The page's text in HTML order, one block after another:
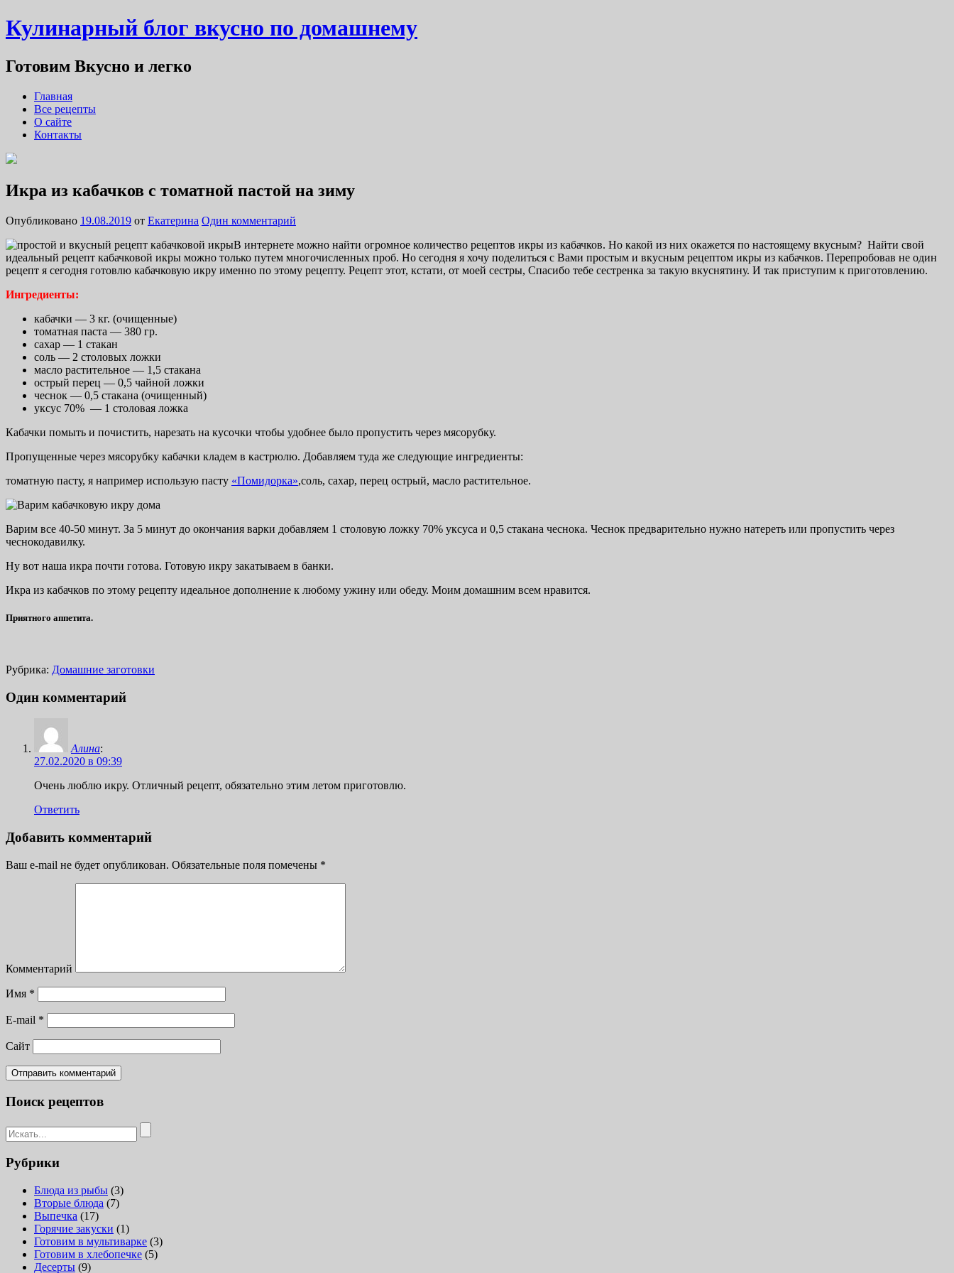
Кулинарный блог вкусно по домашнему
Готовим Вкусно и легко
Главная
Все рецепты
О сайте
Контакты
Икра из кабачков с томатной пастой на зиму
Опубликовано 19.08.2019 от Екатерина Один комментарий
В интернете можно найти огромное количество рецептов икры из кабачков. Но какой из них окажется по настоящему вкусным? Найти свой
идеальный рецепт кабачковой икры можно только путем многочисленных проб. Но сегодня я хочу поделиться с Вами простым и вкусным рецептом икры из кабачков. Перепробовав не один
рецепт я сегодня готовлю кабачковую икру именно по этому рецепту. Рецепт этот, кстати, от моей сестры, Спасибо тебе сестренка за такую вкуснятину. И так приступим к приготовлению.
Ингредиенты:
кабачки — 3 кг. (очищенные)
томатная паста — 380 гр.
сахар — 1 стакан
соль — 2 столовых ложки
масло растительное — 1,5 стакана
острый перец — 0,5 чайной ложки
чеснок — 0,5 стакана (очищенный)
уксус 70% — 1 столовая ложка
Кабачки помыть и почистить, нарезать на кусочки чтобы удобнее было пропустить через мясорубку.
Пропущенные через мясорубку кабачки кладем в кастрюлю. Добавляем туда же следующие ингредиенты:
томатную пасту, я например использую пасту «Помидорка»,соль, сахар, перец острый, масло растительное.
Варим все 40-50 минут. За 5 минут до окончания варки добавляем 1 столовую ложку 70% уксуса и 0,5 стакана чеснока. Чеснок предварительно нужно натереть или пропустить через
чеснокодавилку.
Ну вот наша икра почти готова. Готовую икру закатываем в банки.
Икра из кабачков по этому рецепту идеальное дополнение к любому ужину или обеду. Моим домашним всем нравится.
Приятного аппетита.
Рубрика: Домашние заготовки
Один комментарий
Алина:
27.02.2020 в 09:39
Очень люблю икру. Отличный рецепт, обязательно этим летом приготовлю.
Ответить
Добавить комментарий
Ваш e-mail не будет опубликован. Обязательные поля помечены *
Комментарий
Имя *
E-mail *
Сайт
Поиск рецептов
Рубрики
Блюда из рыбы (3)
Вторые блюда (7)
Выпечка (17)
Горячие закуски (1)
Готовим в мультиварке (3)
Готовим в хлебопечке (5)
Десерты (9)